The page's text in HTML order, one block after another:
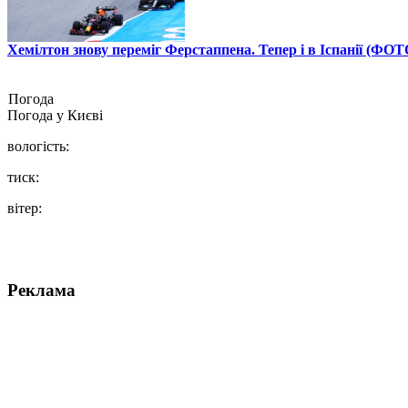
Хемілтон знову переміг Ферстаппена. Тепер і в Іспанії
Погода
Погода у Києві
вологість:
тиск:
вітер:
Реклама